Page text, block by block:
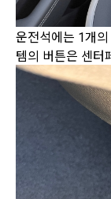
운전석에는 1개
템의 버튼은 센터